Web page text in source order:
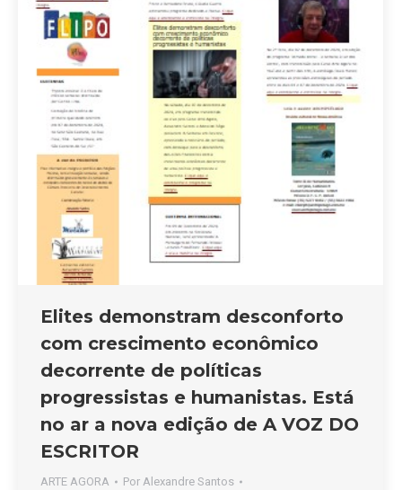
Elites demonstram desconforto
com crescimento econômico
decorrente de políticas
progressistas e humanistas. Está
no ar a nova edição de A VOZ DO
ESCRITOR
ARTE AGORA Por Alexandre Santos